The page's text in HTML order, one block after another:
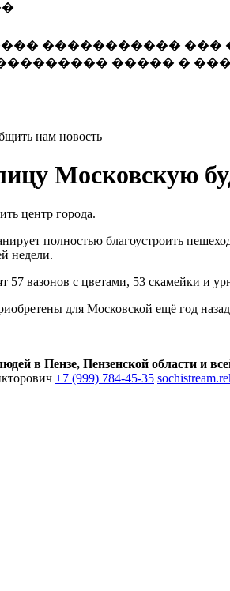
�����������
����� �
нам новость
Московскую
центр города.
полностью благоустроить
недели.
57 вазонов с цветами, 53 скамейки и
для Московской ещё год
в Пензе, Пензенской области и
+7 (999) 784-45-35